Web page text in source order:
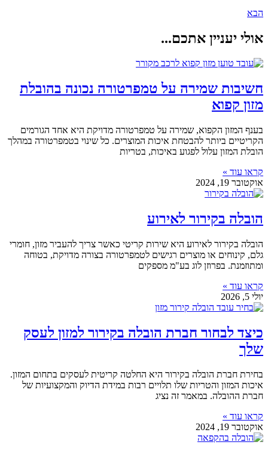
הבא
אולי יעניין אתכם...
חשיבות שמירה על טמפרטורה נכונה בהובלת
מזון קפוא
בענף המזון הקפוא, שמירה על טמפרטורה מדויקת היא אחד הגורמים
הקריטיים ביותר להבטחת איכות המוצרים. כל שינוי בטמפרטורה במהלך
הובלת המזון עלול לפגוע באיכות, בטריות
קראו עוד »
אוקטובר 19, 2024
הובלה בקירור לאירוע
הובלה בקירור לאירוע היא שירות קריטי כאשר צריך להעביר מזון, חומרי
גלם, קינוחים או מוצרים רגישים לטמפרטורה בצורה מדויקת, בטוחה
ומתוזמנת. בפרוזן לוג בע"מ מספקים
קראו עוד »
יולי 5, 2026
כיצד לבחור חברת הובלה בקירור למזון לעסק
שלך
בחירת חברת הובלה בקירור היא החלטה קריטית לעסקים בתחום המזון.
איכות המזון והטריות שלו תלויים רבות במידת הדיוק והמקצועיות של
חברת ההובלה. במאמר זה נציג
קראו עוד »
אוקטובר 19, 2024